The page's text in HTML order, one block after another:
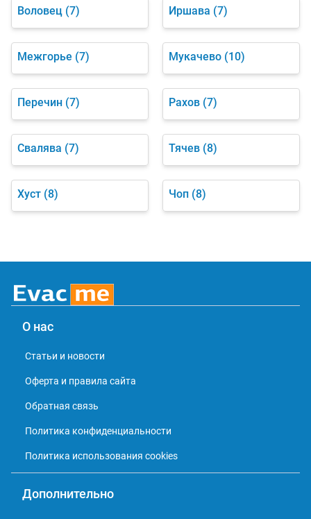
Воловец (7) Иршава (7)
Межгорье (7) Мукачево (10)
Перечин (7) Рахов (7)
Свалява (7) Тячев (8)
Хуст (8) Чоп (8)
О нас
Статьи и новости
Оферта и правила сайта
Обратная связь
Политика конфиденциальности
Политика использования cookies
Дополнительно